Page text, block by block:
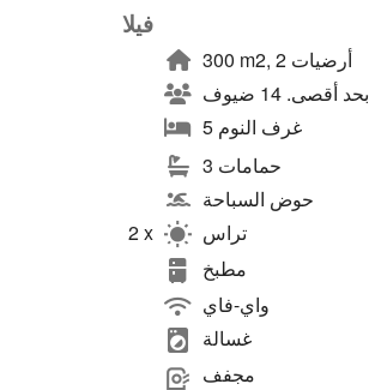
فيلا
300 m2, 2 أرضيات
بحد أقصى. 14 ضيوف
5 غرف النوم
3 حمامات
حوض السباحة
2 x
تراس
مطبخ
واي-فاي
غسالة
مجفف